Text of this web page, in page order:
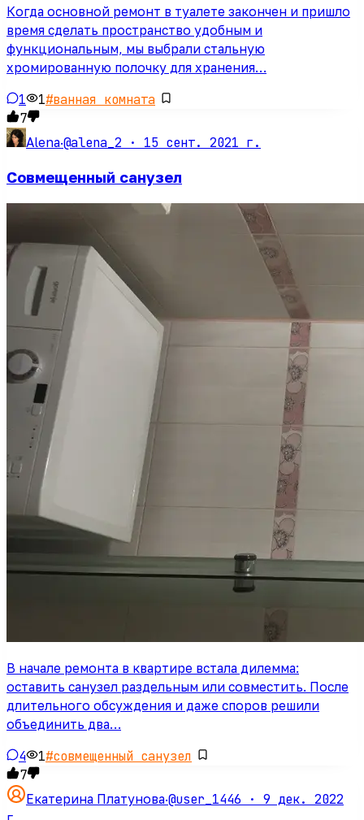
Когда основной ремонт в туалете закончен и пришло
время сделать пространство удобным и
функциональным, мы выбрали стальную
хромированную полочку для хранения…
1 1#ванная комната
7
Alena·@alena_2 · 15 сент. 2021 г.
Совмещенный санузел
В начале ремонта в квартире встала дилемма:
оставить санузел раздельным или совместить. После
длительного обсуждения и даже споров решили
объединить два…
4 1#совмещенный санузел
7
Екатерина Платунова·@user_1446 · 9 дек. 2022